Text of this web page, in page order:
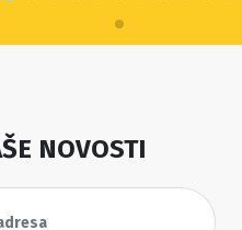
NOVOSTI